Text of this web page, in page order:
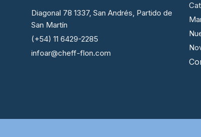
Diagonal 78 1337, San Andrés, Partido de
San Martín
(+54) 11 6429-2285
infoar@cheff-flon.com